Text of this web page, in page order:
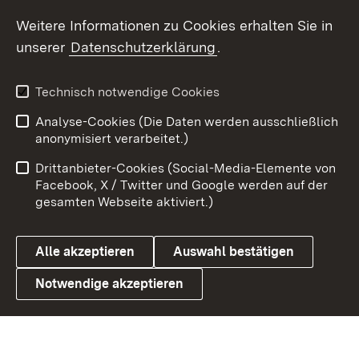
Social Wall
X / Twitter
Youtube
Link zum Landesportal
Benutzungshinweise
Barrierefreiheit
Datenschutz
Cookies
Weitere Informationen zu Cookies erhalten Sie in
unserer Datenschutzerklärung.
Technisch notwendige Cookies
Analyse-Cookies (Die Daten werden ausschließlich
anonymisiert verarbeitet.)
Drittanbieter-Cookies (Social-Media-Elemente von
Facebook, X / Twitter und Google werden auf der
gesamten Webseite aktiviert.)
Alle akzeptieren Auswahl bestätigen
Notwendige akzeptieren